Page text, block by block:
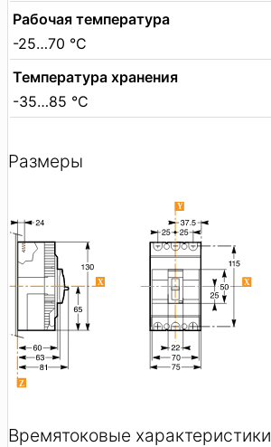
Рабочая температура
-25…70 °C
Температура хранения
-35…85 °C
Размеры
Времятоковые характеристики